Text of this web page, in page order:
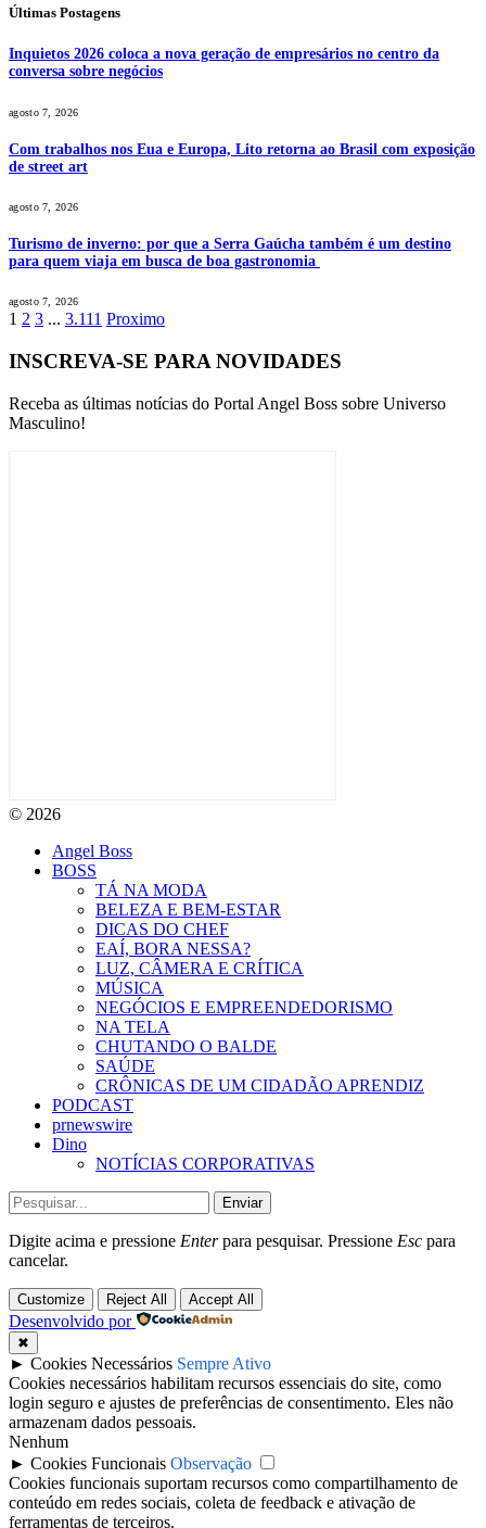
Últimas Postagens
Inquietos 2026 coloca a nova geração de empresários no centro da
conversa sobre negócios
agosto 7, 2026
Com trabalhos nos Eua e Europa, Lito retorna ao Brasil com exposição
de street art
agosto 7, 2026
Turismo de inverno: por que a Serra Gaúcha também é um destino
para quem viaja em busca de boa gastronomia
agosto 7, 2026
1 2 3 ... 3.111 Proximo
INSCREVA-SE PARA NOVIDADES
Receba as últimas notícias do Portal Angel Boss sobre Universo
Masculino!
© 2026
Angel Boss
BOSS
TÁ NA MODA
BELEZA E BEM-ESTAR
DICAS DO CHEF
EAÍ, BORA NESSA?
LUZ, CÂMERA E CRÍTICA
MÚSICA
NEGÓCIOS E EMPREENDEDORISMO
NA TELA
CHUTANDO O BALDE
SAÚDE
CRÔNICAS DE UM CIDADÃO APRENDIZ
PODCAST
prnewswire
Dino
NOTÍCIAS CORPORATIVAS
Enviar
Digite acima e pressione Enterpara pesquisar. Pressione Esc para
cancelar.
Customize Reject All Accept All
Desenvolvido por
✖
► Cookies Necessários Sempre Ativo
Cookies necessários habilitam recursos essenciais do site, como
login seguro e ajustes de preferências de consentimento. Eles não
armazenam dados pessoais.
Nenhum
► Cookies Funcionais Observação
Cookies funcionais suportam recursos como compartilhamento de
conteúdo em redes sociais, coleta de feedback e ativação de
ferramentas de terceiros.